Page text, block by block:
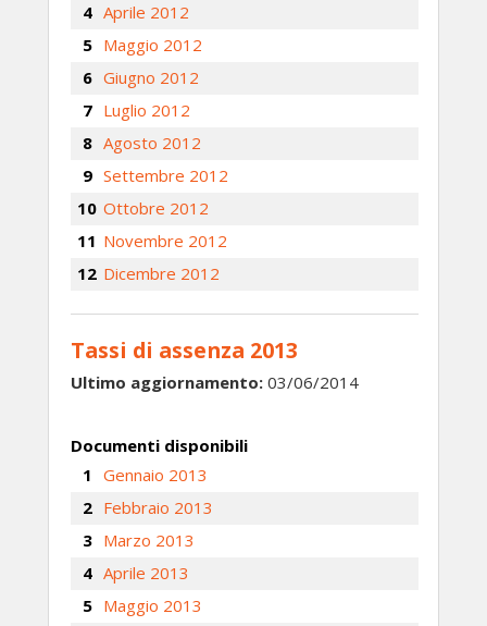
Aprile 2012
Maggio 2012
Giugno 2012
Luglio 2012
Agosto 2012
Settembre 2012
Ottobre 2012
Novembre 2012
Dicembre 2012
Tassi di assenza 2013
Ultimo aggiornamento: 03/06/2014
Documenti disponibili
Gennaio 2013
Febbraio 2013
Marzo 2013
Aprile 2013
Maggio 2013